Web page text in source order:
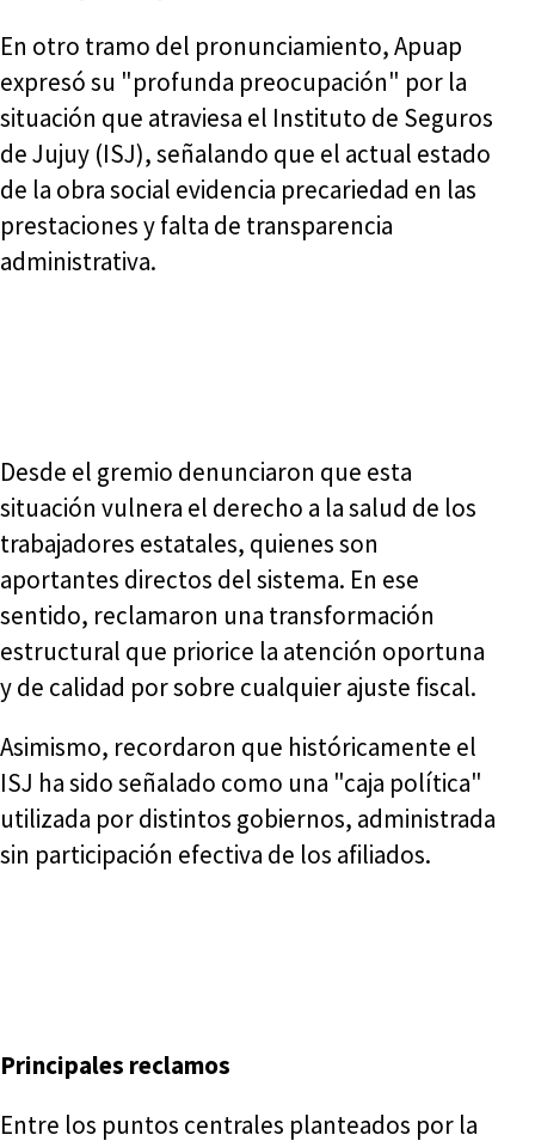
En otro tramo del pronunciamiento, Apuap
expresó su "profunda preocupación" por la
situación que atraviesa el Instituto de Seguros
de Jujuy (ISJ), señalando que el actual estado
de la obra social evidencia precariedad en las
prestaciones y falta de transparencia
administrativa.
Desde el gremio denunciaron que esta
situación vulnera el derecho a la salud de los
trabajadores estatales, quienes son
aportantes directos del sistema. En ese
sentido, reclamaron una transformación
estructural que priorice la atención oportuna
y de calidad por sobre cualquier ajuste fiscal.
Asimismo, recordaron que históricamente el
ISJ ha sido señalado como una "caja política"
utilizada por distintos gobiernos, administrada
sin participación efectiva de los afiliados.
Principales reclamos
Entre los puntos centrales planteados por la